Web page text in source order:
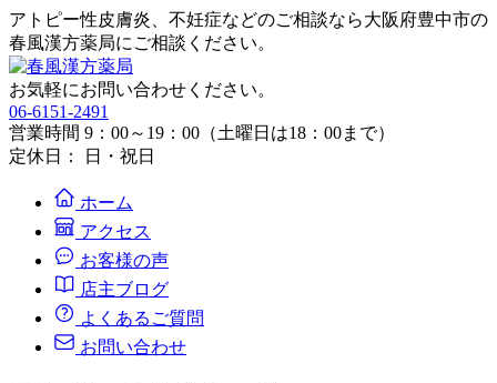
アトピー性皮膚炎、不妊症などのご相談なら大阪府豊中市の
春風漢方薬局にご相談ください。
お気軽にお問い合わせください。
06-6151-2491
営業時間 9：00～19：00（土曜日は18：00まで）
定休日： 日・祝日
ホーム
アクセス
お客様の声
店主ブログ
よくあるご質問
お問い合わせ